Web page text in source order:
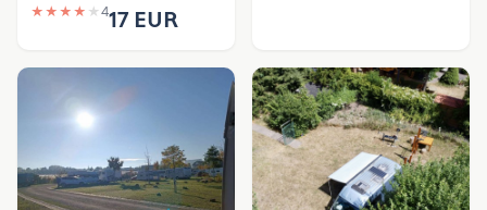
★ ★ ★ ★ ★ 417 EUR